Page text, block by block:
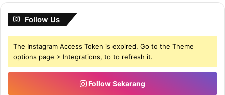
KUIZ UJIAN PSIKOMETRIK
Percuma
Follow Us
The Instagram Access Token is expired, Go to the Theme
options page > Integrations, to to refresh it.
Follow Sekarang